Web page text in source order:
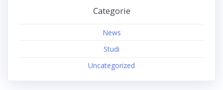
Categorie
News
Studi
Uncategorized